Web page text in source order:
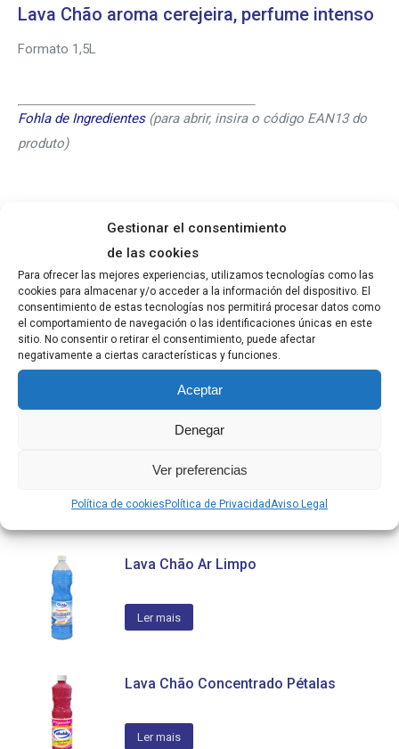
Gestionar el consentimiento
de las cookies
Para ofrecer las mejores experiencias, utilizamos tecnologías como las
cookies para almacenar y/o acceder a la información del dispositivo. El
consentimiento de estas tecnologías nos permitirá procesar datos como
el comportamiento de navegación o las identificaciones únicas en este
sitio. No consentir o retirar el consentimiento, puede afectar
negativamente a ciertas características y funciones.
Aceptar
Denegar
Ver preferencias
Política de cookies Política de PrivacidadAviso Legal
Lava Chão aroma cerejeira, perfume intenso
Formato 1,5L
Fohla de Ingredientes(para abrir, insira o código EAN13 do
produto)
Produtos Relacionados
Lava Chão Aroma Mediterrâneo
Ler mais
Lava Chão Ar Limpo
Ler mais
Lava Chão Concentrado Pétalas
Ler mais